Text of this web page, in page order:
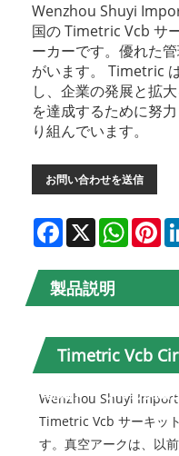
Wenzhou Shuyi
国の Timetric Vcb サ
ーカーです。優れた
がいます。 Timetric
し、企業の発展と拡
を達成するために努
り組んでいます。
お問い合わせを送信
Facebook
X
製品説明
Timetric Vcb
電気アークの形成
Wenzhou Shuyi
Timetric Vcb サーキッ
す。真空アークは、以